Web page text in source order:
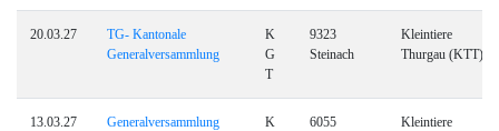
20.03.27
TG- Kantonale
Generalversammlung
K
G
T
9323
Steinach
Kleintiere
Thurgau (KTT)
13.03.27 Generalversammlung K
6055
Kleintiere